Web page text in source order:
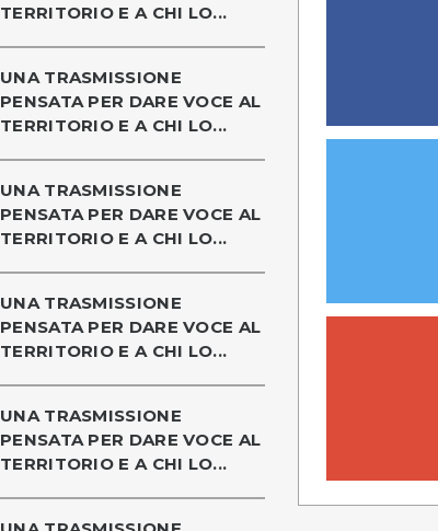
TERRITORIO E A CHI LO...
UNA TRASMISSIONE
PENSATA PER DARE VOCE AL
TERRITORIO E A CHI LO...
UNA TRASMISSIONE
PENSATA PER DARE VOCE AL
TERRITORIO E A CHI LO...
UNA TRASMISSIONE
PENSATA PER DARE VOCE AL
TERRITORIO E A CHI LO...
UNA TRASMISSIONE
PENSATA PER DARE VOCE AL
TERRITORIO E A CHI LO...